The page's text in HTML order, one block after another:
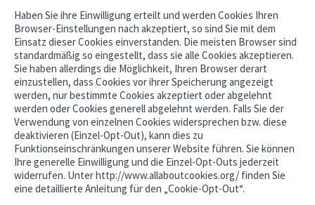
Haben Sie ihre Einwilligung erteilt und werden Cookies Ihren
Browser-Einstellungen nach akzeptiert, so sind Sie mit dem
Einsatz dieser Cookies einverstanden. Die meisten Browser sind
standardmäßig so eingestellt, dass sie alle Cookies akzeptieren.
Sie haben allerdings die Möglichkeit, Ihren Browser derart
einzustellen, dass Cookies vor ihrer Speicherung angezeigt
werden, nur bestimmte Cookies akzeptiert oder abgelehnt
werden oder Cookies generell abgelehnt werden. Falls Sie der
Verwendung von einzelnen Cookies widersprechen bzw. diese
deaktivieren (Einzel-Opt-Out), kann dies zu
Funktionseinschränkungen unserer Website führen. Sie können
Ihre generelle Einwilligung und die Einzel-Opt-Outs jederzeit
widerrufen. Unter http://www.allaboutcookies.org/ finden Sie
eine detaillierte Anleitung für den „Cookie-Opt-Out“.